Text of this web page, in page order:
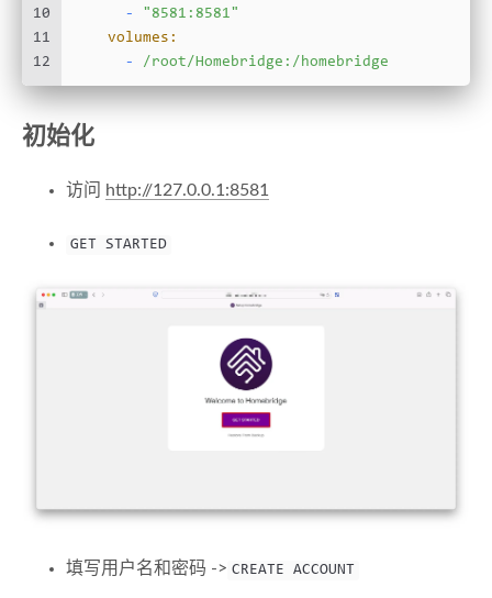
10
11
12
-
"8581:8581"
volumes:
-
/root/Homebridge:/homebridge
初始化
访问 http://127.0.0.1:8581
GET STARTED
填写用户名和密码 -> CREATE ACCOUNT